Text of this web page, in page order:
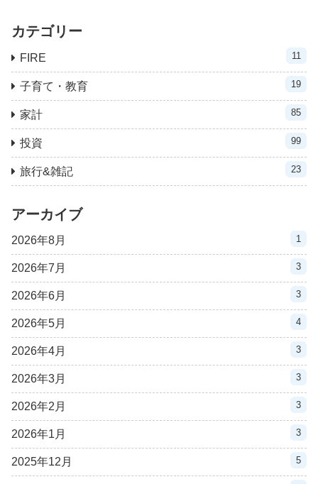
カテゴリー
FIRE 11
子育て・教育 19
家計 85
投資 99
旅行&雑記 23
アーカイブ
2026年8月 1
2026年7月 3
2026年6月 3
2026年5月 4
2026年4月 3
2026年3月 3
2026年2月 3
2026年1月 3
2025年12月 5